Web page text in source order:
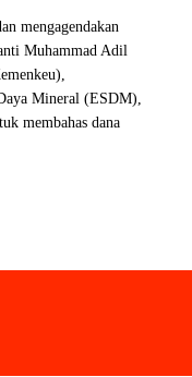
mengagendakan
Muhammad Adil
Mineral (ESDM),
membahas dana